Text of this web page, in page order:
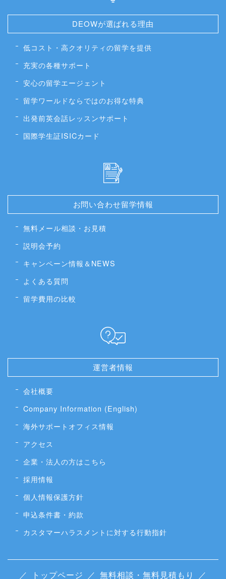
DEOWが選ばれる理由
低コスト・高クオリティの留学を提供
充実の各種サポート
安心の留学エージェント
留学ワールドならではのお得な特典
出発前英会話レッスンサポート
国際学生証ISICカード
お問い合わせ留学情報
無料メール相談・お見積
説明会予約
キャンペーン情報＆NEWS
よくある質問
留学費用の比較
運営者情報
会社概要
Company Information (English)
海外サポートオフィス情報
アクセス
企業・法人の方はこちら
採用情報
個人情報保護方針
申込条件書・約款
カスタマーハラスメントに対する行動指針
／ トップページ ／ 無料相談・無料見積もり ／